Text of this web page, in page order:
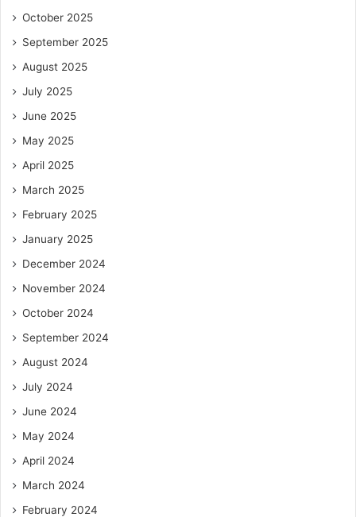
October 2025
September 2025
August 2025
July 2025
June 2025
May 2025
April 2025
March 2025
February 2025
January 2025
December 2024
November 2024
October 2024
September 2024
August 2024
July 2024
June 2024
May 2024
April 2024
March 2024
February 2024